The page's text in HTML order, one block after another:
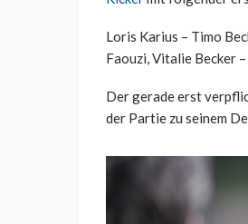
Loris Karius – Timo
Faouzi, Vitalie Becker
Der gerade erst
der Partie zu seinem